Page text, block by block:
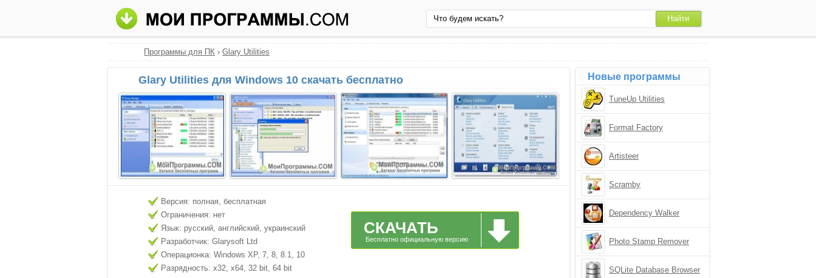
Программы для ПК › Glary Utilities
Glary Utilities для Windows 10 скачать бесплатно
Версия: полная, бесплатная
Ограничения: нет
Язык: русский, английский, украинский
Разработчик: Glarysoft Ltd
Операционка: Windows XP, 7, 8, 8.1, 10
Разрядность: x32, x64, 32 bit, 64 bit
СКАЧАТЬ
Бесплатно официальную версию
Новые программы
TuneUp Utilities
Format Factory
Artisteer
Scramby
Dependency Walker
Photo Stamp Remover
SQLite Database Browser